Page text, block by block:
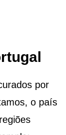
por
o país